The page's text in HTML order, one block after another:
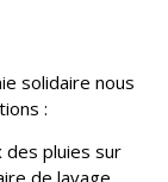
solidaire nous
:
des pluies sur